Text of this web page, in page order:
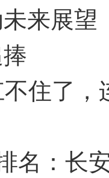
来展望
住了
名：长